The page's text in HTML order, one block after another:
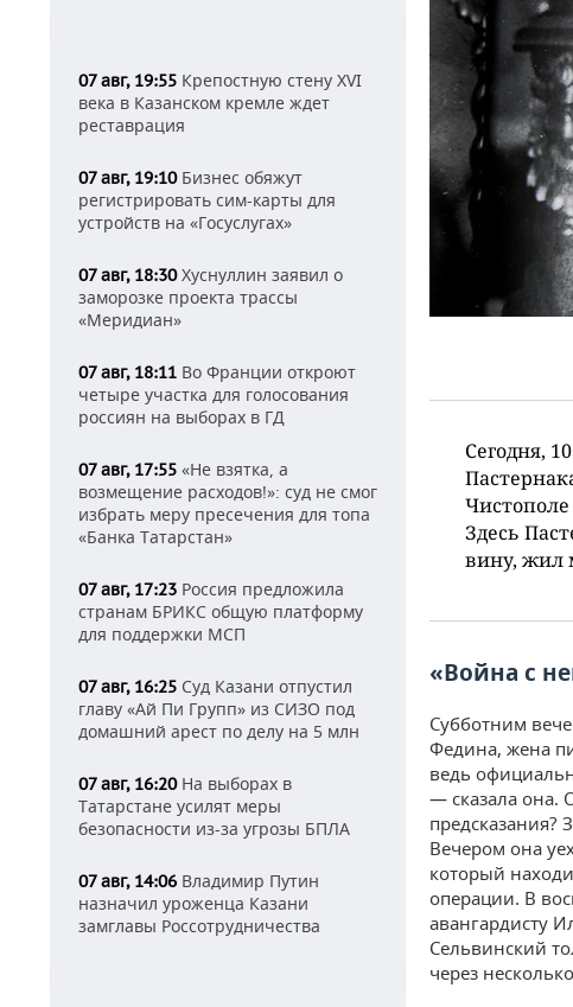
07 авг, 19:55 Крепостную стену XVI
века в Казанском кремле ждет
реставрация
07 авг, 19:10Бизнес обяжут
регистрировать сим-карты для
устройств на «Госуслугах»
07 авг, 18:30Хуснуллин заявил о
заморозке проекта трассы
«Меридиан»
07 авг, 18:11 Во Франции откроют
четыре участка для голосования
россиян на выборах в ГД
07 авг, 17:55 «Не взятка, а
возмещение расходов!»: суд не смог
избрать меру пресечения для топа
«Банка Татарстан»
07 авг, 17:23 Россия предложила
странам БРИКС общую платформу
для поддержки МСП
07 авг, 16:25 Суд Казани отпустил
главу «Ай Пи Групп» из СИЗО под
домашний арест по делу на 5 млн
07 авг, 16:20На выборах в
Татарстане усилят меры
безопасности из-за угрозы БПЛА
07 авг, 14:06 Владимир Путин
назначил уроженца Казани
замглавы Россотрудничества
Сегодня,
Здесь
вину, жил
«Война с
Субботним
Федина, жена
ведь
— сказала она.
предсказания?
Вечером она
который
операции. В
авангардисту
Сельвинский
через